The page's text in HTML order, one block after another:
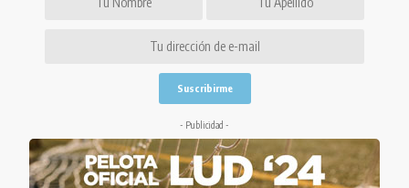
- Publicidad -